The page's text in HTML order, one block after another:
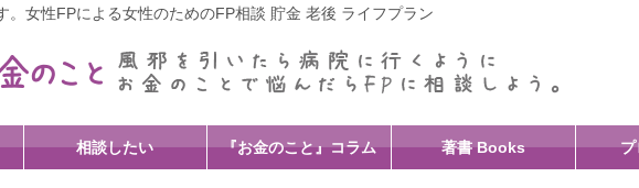
。女性FPによる女性のためのFP相談 貯金 老後 ライフプラン
相談したい 『お金のこと』コラム 著書 Books